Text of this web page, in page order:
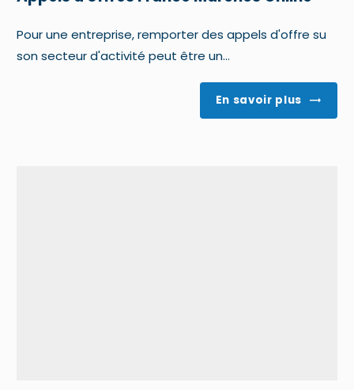
Pour une entreprise, remporter des appels d'offre su
son secteur d'activité peut être un...
En savoir plus